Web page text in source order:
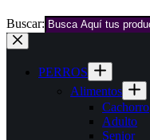
Buscar:
Saltar
al
contenidoPERROS
Alimentos
Cachorro
Adulto
Senior